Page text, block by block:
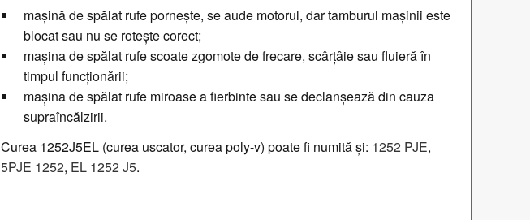
maşină de spălat rufe pornește, se aude motorul, dar tamburul mașinii este
blocat sau nu se rotește corect;
mașina de spălat rufe scoate zgomote de frecare, scârțâie sau fluieră în
timpul funcționării;
mașina de spălat rufe miroase a fierbinte sau se declanșează din cauza
supraîncălzirii.
Curea 1252J5EL (curea uscator, curea poly-v) poate fi numită și: 1252 PJE,
5PJE 1252, EL 1252 J5.